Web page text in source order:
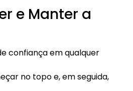
e Manter a
confiança em qualquer
no topo e, em seguida,